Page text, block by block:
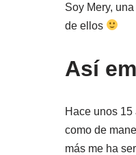
Soy Mery,
de ellos
Así
Hace unos
como de
más me ha